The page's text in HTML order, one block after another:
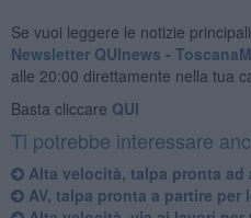
Se vuoi leggere le notizie
Newsletter QUInews -
alle 20:00 direttamente nella tua
Basta cliccare QUI
Ti potrebbe interessare
Alta velocità, talpa pronta ad
AV, talpa pronta a partire per